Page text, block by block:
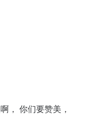
， 你们要赞美，